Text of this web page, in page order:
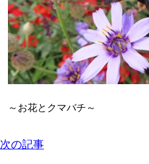
～お花とクマバチ～
次の記事